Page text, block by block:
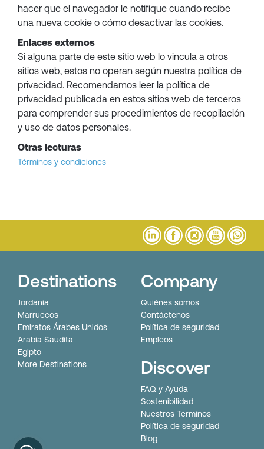
hacer que el navegador le notifique cuando recibe
una nueva cookie o cómo desactivar las cookies.
Enlaces externos
Si alguna parte de este sitio web lo vincula a otros
sitios web, estos no operan según nuestra política de
privacidad. Recomendamos leer la política de
privacidad publicada en estos sitios web de terceros
para comprender sus procedimientos de recopilación
y uso de datos personales.
Otras lecturas
Términos y condiciones
Destinations
Jordania
Marruecos
Emiratos Árabes Unidos
Arabia Saudita
Egipto
More Destinations
Company
Quiénes somos
Contáctenos
Política de seguridad
Empleos
Discover
FAQ y Ayuda
Sostenibilidad
Nuestros Terminos
Política de seguridad
Blog